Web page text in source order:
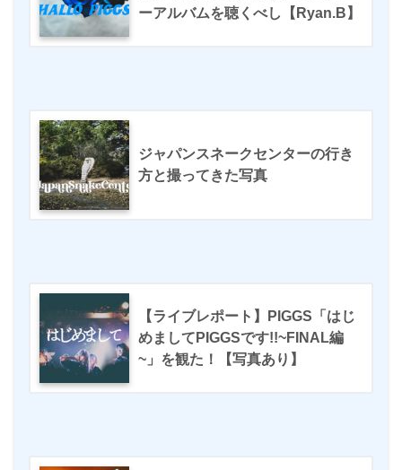
ーアルバムを聴くべし【Ryan.B】
ジャパンスネークセンターの行き
方と撮ってきた写真
【ライブレポート】PIGGS「はじ
めましてPIGGSです!!~FINAL編
~」を観た！【写真あり】